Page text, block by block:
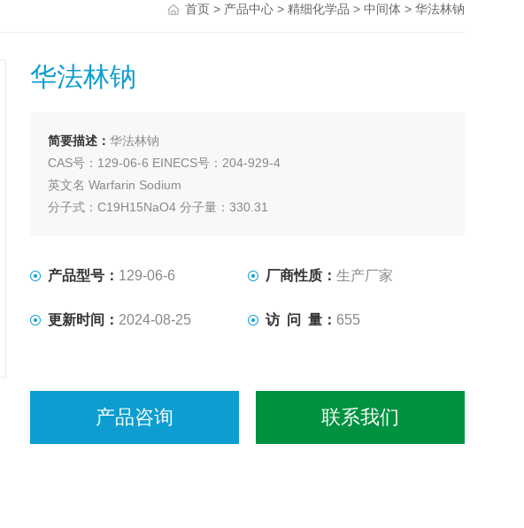
首页> 产品中心> 精细化学品 > 中间体> 华法林钠
华法林钠
简要描述：华法林钠
CAS号：129-06-6 EINECS号：204-929-4
英文名 Warfarin Sodium
分子式：C19H15NaO4 分子量：330.31
外观性状 白色结晶性粉末，无臭味、微苦
产品型号： 129-06-6 厂商性质： 生产厂家
更新时间： 2024-08-25 访 问 量： 655
产品咨询 联系我们